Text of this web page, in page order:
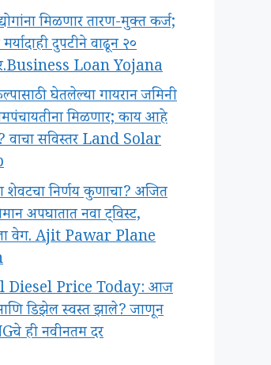
मिळणार तारण-मुक्त कर्ज;
दुपटीने वाढून २०
Loan Yojana
घेतलेल्या गायरान जमिनी
मिळणार; काय आहे
वाचा सविस्तर Land Solar
शेवटचा निर्णय कुणाचा? अजित
अपघातात नवा ट्विस्ट,
वेग. Ajit Pawar Plane
Diesel Price Today: आज
डिझेल स्वस्त झाले? जाणून
ही नवीनतम दर